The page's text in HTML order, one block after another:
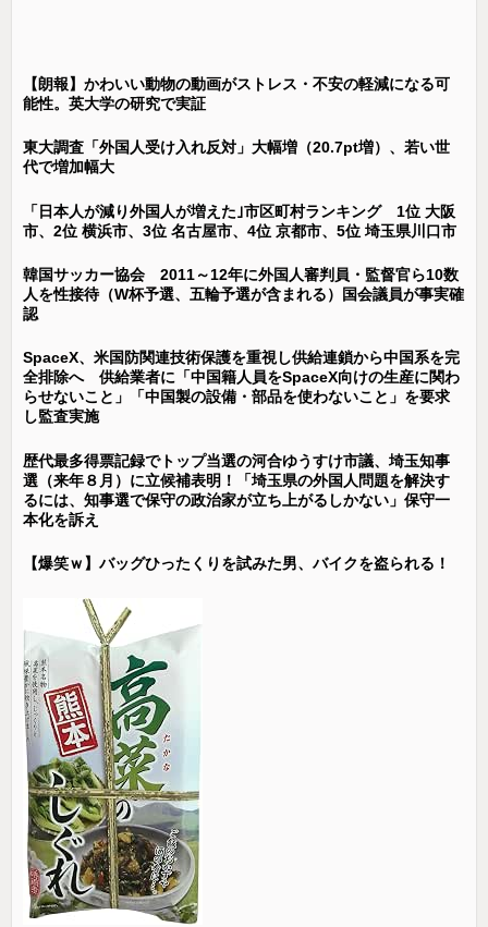
【朗報】かわいい動物の動画がストレス・不安の軽減になる可
能性。英大学の研究で実証
東大調査「外国人受け入れ反対」大幅増（20.7pt増）、若い世
代で増加幅大
「日本人が減り外国人が増えた｣市区町村ランキング 1位 大阪
市、2位 横浜市、3位 名古屋市、4位 京都市、5位 埼玉県川口市
韓国サッカー協会 2011～12年に外国人審判員・監督官ら10数
人を性接待（W杯予選、五輪予選が含まれる）国会議員が事実確
認
SpaceX、米国防関連技術保護を重視し供給連鎖から中国系を完
全排除へ 供給業者に「中国籍人員をSpaceX向けの生産に関わ
らせないこと」「中国製の設備・部品を使わないこと」を要求
し監査実施
歴代最多得票記録でトップ当選の河合ゆうすけ市議、埼玉知事
選（来年８月）に立候補表明！「埼玉県の外国人問題を解決す
るには、知事選で保守の政治家が立ち上がるしかない」保守一
本化を訴え
【爆笑ｗ】バッグひったくりを試みた男、バイクを盗られる！